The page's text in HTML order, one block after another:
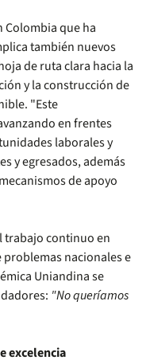
Colombia que ha
también nuevos
de ruta clara hacia la
y la construcción de
"Este
en frentes
laborales y
y egresados, además
de apoyo
trabajo continuo en
nacionales e
Uniandina se
"No queríamos
excelencia